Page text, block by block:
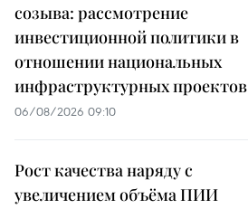
созыва: рассмотрение
инвестиционной политики в
отношении национальных
инфраструктурных проектов
06/08/2026 09:10
Рост качества наряду с
увеличением объёма ПИИ